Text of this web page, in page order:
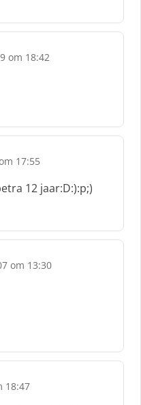
om 18:42
17:55
12 jaar:D:):p;)
om 13:30
18:47